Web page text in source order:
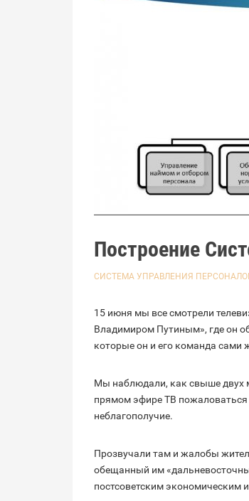
Построение
СИСТЕМА УПРАВЛЕНИЯ
15 июня мы все смотрели
Владимиром Путиным», где он
которые он и его команда сами
Мы наблюдали, как свыше двух
прямом эфире ТВ пожаловаться
неблагополучие.
Прозвучали там и жалобы
обещанный им
постсоветским экономическим